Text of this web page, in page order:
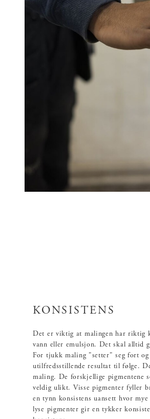
KONSISTENS
Det er viktig at malingen har riktig
vann eller emulsjon. Det skal alltid
For tjukk maling "setter" seg fort
utilfredsstillende resultat til følge.
maling. De forskjellige pigmentene
veldig ulikt. Visse pigmenter fyller
en tynn konsistens uansett hvor
lyse pigmenter gir en tykker